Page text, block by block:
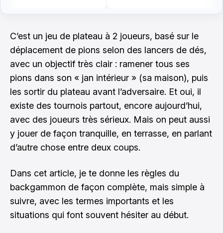
C’est un jeu de plateau à 2 joueurs, basé sur le
déplacement de pions selon des lancers de dés,
avec un objectif très clair : ramener tous ses
pions dans son « jan intérieur » (sa maison), puis
les sortir du plateau avant l’adversaire. Et oui, il
existe des tournois partout, encore aujourd’hui,
avec des joueurs très sérieux. Mais on peut aussi
y jouer de façon tranquille, en terrasse, en parlant
d’autre chose entre deux coups.
Dans cet article, je te donne les règles du
backgammon de façon complète, mais simple à
suivre, avec les termes importants et les
situations qui font souvent hésiter au début.